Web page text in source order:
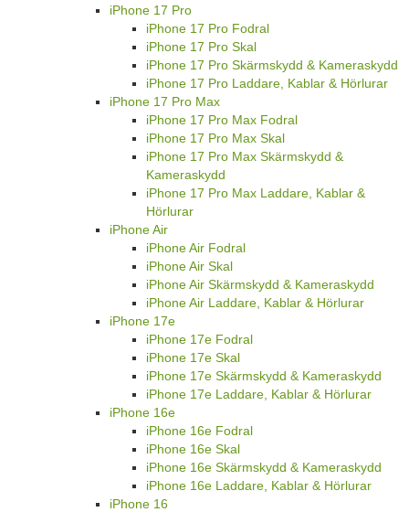
iPhone 17 Pro
iPhone 17 Pro Fodral
iPhone 17 Pro Skal
iPhone 17 Pro Skärmskydd & Kameraskydd
iPhone 17 Pro Laddare, Kablar & Hörlurar
iPhone 17 Pro Max
iPhone 17 Pro Max Fodral
iPhone 17 Pro Max Skal
iPhone 17 Pro Max Skärmskydd &
Kameraskydd
iPhone 17 Pro Max Laddare, Kablar &
Hörlurar
iPhone Air
iPhone Air Fodral
iPhone Air Skal
iPhone Air Skärmskydd & Kameraskydd
iPhone Air Laddare, Kablar & Hörlurar
iPhone 17e
iPhone 17e Fodral
iPhone 17e Skal
iPhone 17e Skärmskydd & Kameraskydd
iPhone 17e Laddare, Kablar & Hörlurar
iPhone 16e
iPhone 16e Fodral
iPhone 16e Skal
iPhone 16e Skärmskydd & Kameraskydd
iPhone 16e Laddare, Kablar & Hörlurar
iPhone 16